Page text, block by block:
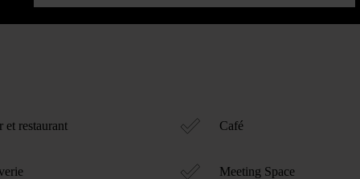
restaurant Café
Meeting Space